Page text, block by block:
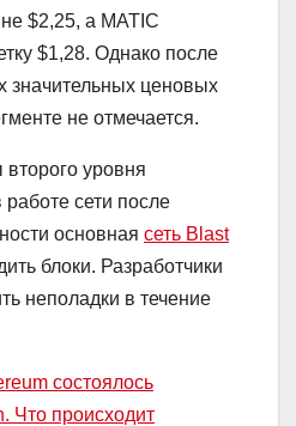
$2,25, а MATIC
$1,28. Однако после
значительных ценовых
не отмечается.
уровня
сети после
основная сеть Blast
блоки. Разработчики
неполадки в течение
состоялось
Что происходит